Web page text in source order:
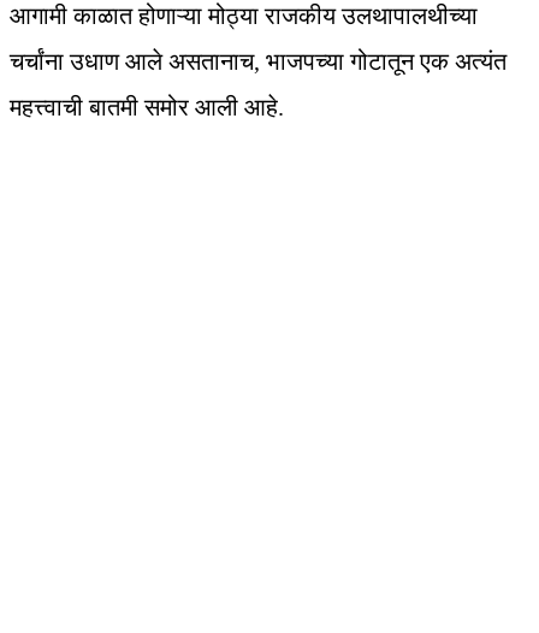
आगामी काळात होणाऱ्या मोठ्या राजकीय उलथापालथीच्या
चर्चांना उधाण आले असतानाच, भाजपच्या गोटातून एक अत्यंत
महत्त्वाची बातमी समोर आली आहे.